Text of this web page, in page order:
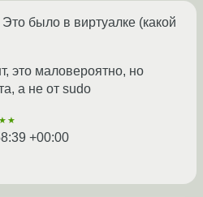
было в виртуалке (какой
это маловероятно, но
а не от sudo
+00:00